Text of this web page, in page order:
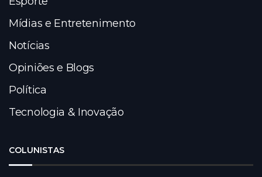
Mídias e Entretenimento
Notícias
Opiniões e Blogs
Política
Tecnologia & Inovação
COLUNISTAS